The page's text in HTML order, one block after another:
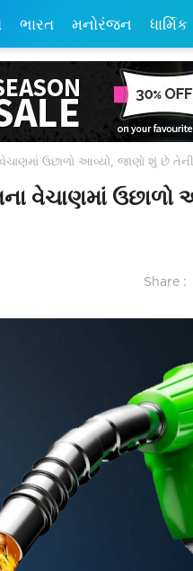
ભારત મનોરંજન ધાર્મિક
ઉછાળો આવ્યો, જાણો શું છે
વેચાણમાં
Share :